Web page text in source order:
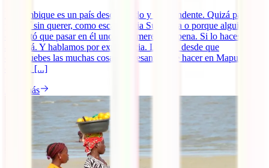
Mozambique es un país desconocido y sorprendente. Quizá pases
por allí sin querer, como escala hacia Sudáfrica o porque alguien te
comentó que pasar en él unos días merecía la pena. Si lo haces, te
atrapará. Y hablamos por experiencia. Lo hará desde que
compruebes las muchas cosas interesantes que hacer en Maputo, su
capital. [...]
Leer más